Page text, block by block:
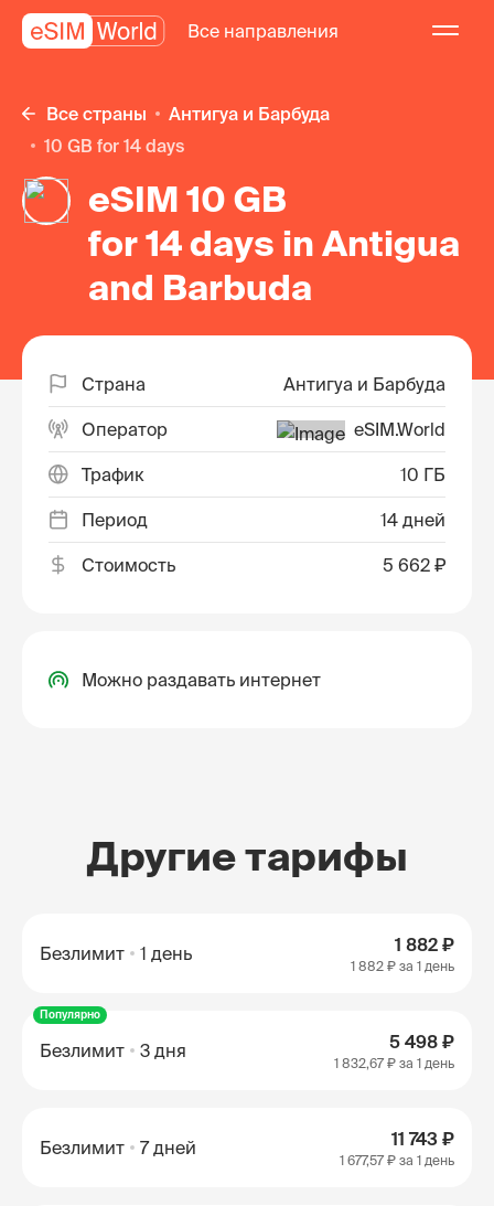
Все направления
Все страны
Антигуа и Барбуда
10 GB for 14 days
eSIM 10 GB
for 14 days in Antigua
and Barbuda
Страна Антигуа и Барбуда
Оператор eSIM.World
Трафик 10 ГБ
Период 14 дней
Стоимость 5 662 ₽
Можно раздавать интернет
Другие тарифы
Безлимит 1 день 1 882 ₽
1 882 ₽ за 1 день
Популярно
Безлимит 3 дня 5 498 ₽
1 832,67 ₽ за 1 день
Безлимит 7 дней 11 743 ₽
1 677,57 ₽ за 1 день